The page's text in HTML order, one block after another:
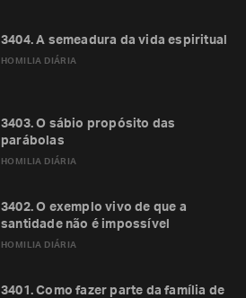
HOMILIA DIÁRIA
3404. A semeadura da vida espiritual
HOMILIA DIÁRIA
3403. O sábio propósito das
parábolas
HOMILIA DIÁRIA
3402. O exemplo vivo de que a
santidade não é impossível
3401. Como fazer parte da família de